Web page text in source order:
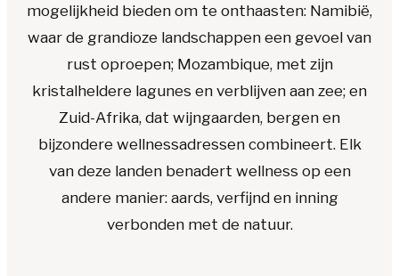
mogelijkheid bieden om te onthaasten: Namibië,
waar de grandioze landschappen een gevoel van
rust oproepen; Mozambique, met zijn
kristalheldere lagunes en verblijven aan zee; en
Zuid-Afrika, dat wijngaarden, bergen en
bijzondere wellnessadressen combineert. Elk
van deze landen benadert wellness op een
andere manier: aards, verfijnd en inning
verbonden met de natuur.